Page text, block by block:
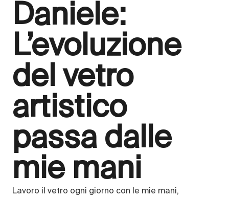
Daniele:
L’evoluzione
del vetro
artistico
passa dalle
mie mani
Lavoro il vetro ogni giorno con le mie mani,